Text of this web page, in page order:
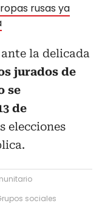
rusas ya
la delicada
jurados de
se
de
elecciones
sociales